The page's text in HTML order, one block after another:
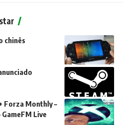
chinês
Forza Monthly –
GameFM Live